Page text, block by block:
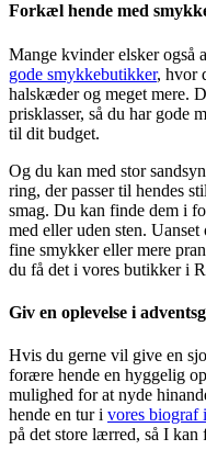
Forkæl hende med
Mange kvinder elsker også
gode smykkebutikker, hvor
halskæder og meget mere.
prisklasser, så du har gode
til dit budget.
Og du kan med stor
ring, der passer til hendes
smag. Du kan finde dem i
med eller uden sten.
fine smykker eller mere
du få det i vores butikker i
Giv en oplevelse i
Hvis du gerne vil give en
forære hende en hyggelig
mulighed for at nyde
hende en tur i vores biograf
på det store lærred, så I